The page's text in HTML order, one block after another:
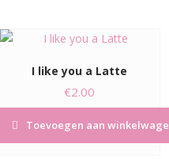
I like you a Latte
€2.00
Toevoegen aan